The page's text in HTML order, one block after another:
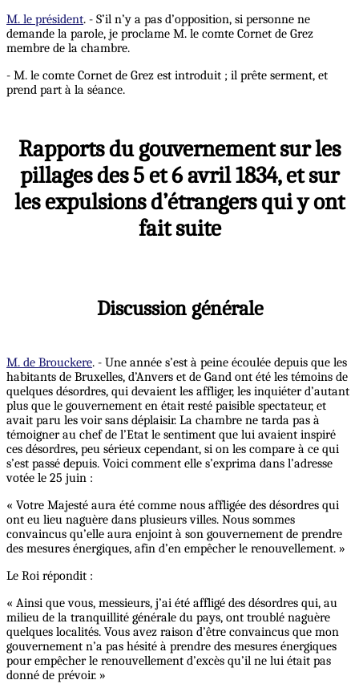
M. le président. - S’il n’y a pas d’opposition, si personne ne
demande la parole, je proclame M. le comte Cornet de Grez
membre de la chambre.
- M. le comte Cornet de Grez est introduit ; il prête serment, et
prend part à la séance.
Rapports du gouvernement sur les
pillages des 5 et 6 avril 1834, et sur
les expulsions d’étrangers qui y ont
fait suite
Discussion générale
M. de Brouckere. - Une année s’est à peine écoulée depuis que les
habitants de Bruxelles, d’Anvers et de Gand ont été les témoins de
quelques désordres, qui devaient les affliger, les inquiéter d’autant
plus que le gouvernement en était resté paisible spectateur, et
avait paru les voir sans déplaisir. La chambre ne tarda pas à
témoigner au chef de l’Etat le sentiment que lui avaient inspiré
ces désordres, peu sérieux cependant, si on les compare à ce qui
s’est passé depuis. Voici comment elle s’exprima dans l’adresse
votée le 25 juin :
« Votre Majesté aura été comme nous affligée des désordres qui
ont eu lieu naguère dans plusieurs villes. Nous sommes
convaincus qu’elle aura enjoint à son gouvernement de prendre
des mesures énergiques, afin d’en empêcher le renouvellement. »
Le Roi répondit :
« Ainsi que vous, messieurs, j’ai été affligé des désordres qui, au
milieu de la tranquillité générale du pays, ont troublé naguère
quelques localités. Vous avez raison d’être convaincus que mon
gouvernement n’a pas hésité à prendre des mesures énergiques
pour empêcher le renouvellement d’excès qu’il ne lui était pas
donné de prévoir. »